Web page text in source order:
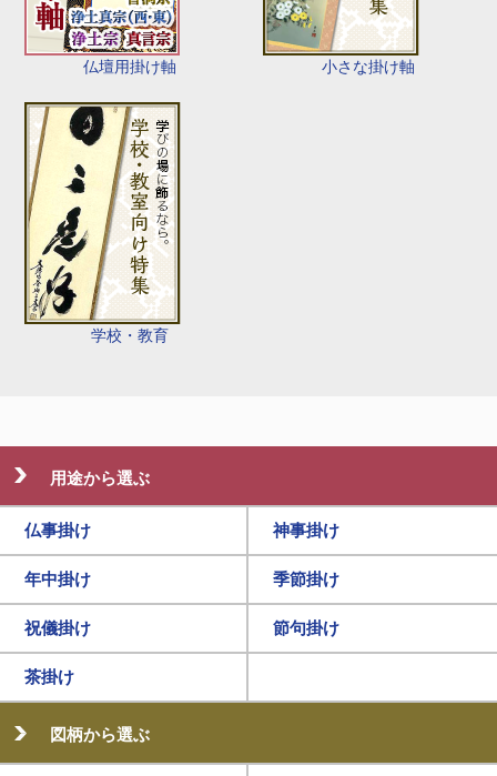
仏壇用掛け軸 小さな掛け軸
学校・教育
用途から選ぶ
仏事掛け 神事掛け
年中掛け 季節掛け
祝儀掛け 節句掛け
茶掛け
図柄から選ぶ